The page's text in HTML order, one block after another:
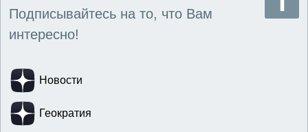
Подписывайтесь на то, что Вам
интересно!
Новости
Геократия